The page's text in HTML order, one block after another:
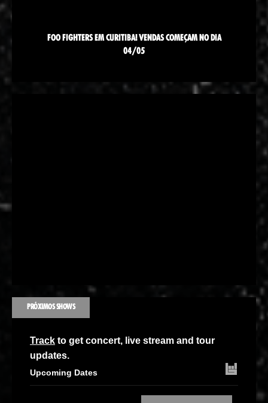
FOO FIGHTERS EM CURITIBA! VENDAS COMEÇAM NO DIA
04/05
PRÓXIMOS SHOWS
Track to get concert, live stream and tour
updates.
Upcoming Dates